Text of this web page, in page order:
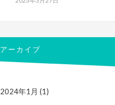
アーカイブ
2024年1月 (1)